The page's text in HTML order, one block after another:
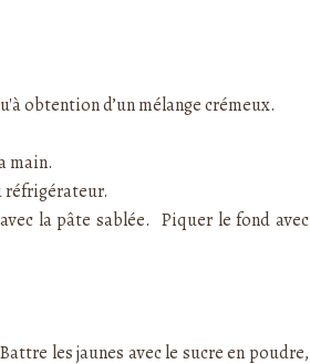
obtention d’un mélange crémeux.
main.
réfrigérateur.
la pâte sablée. Piquer le fond avec
les jaunes avec le sucre en poudre,